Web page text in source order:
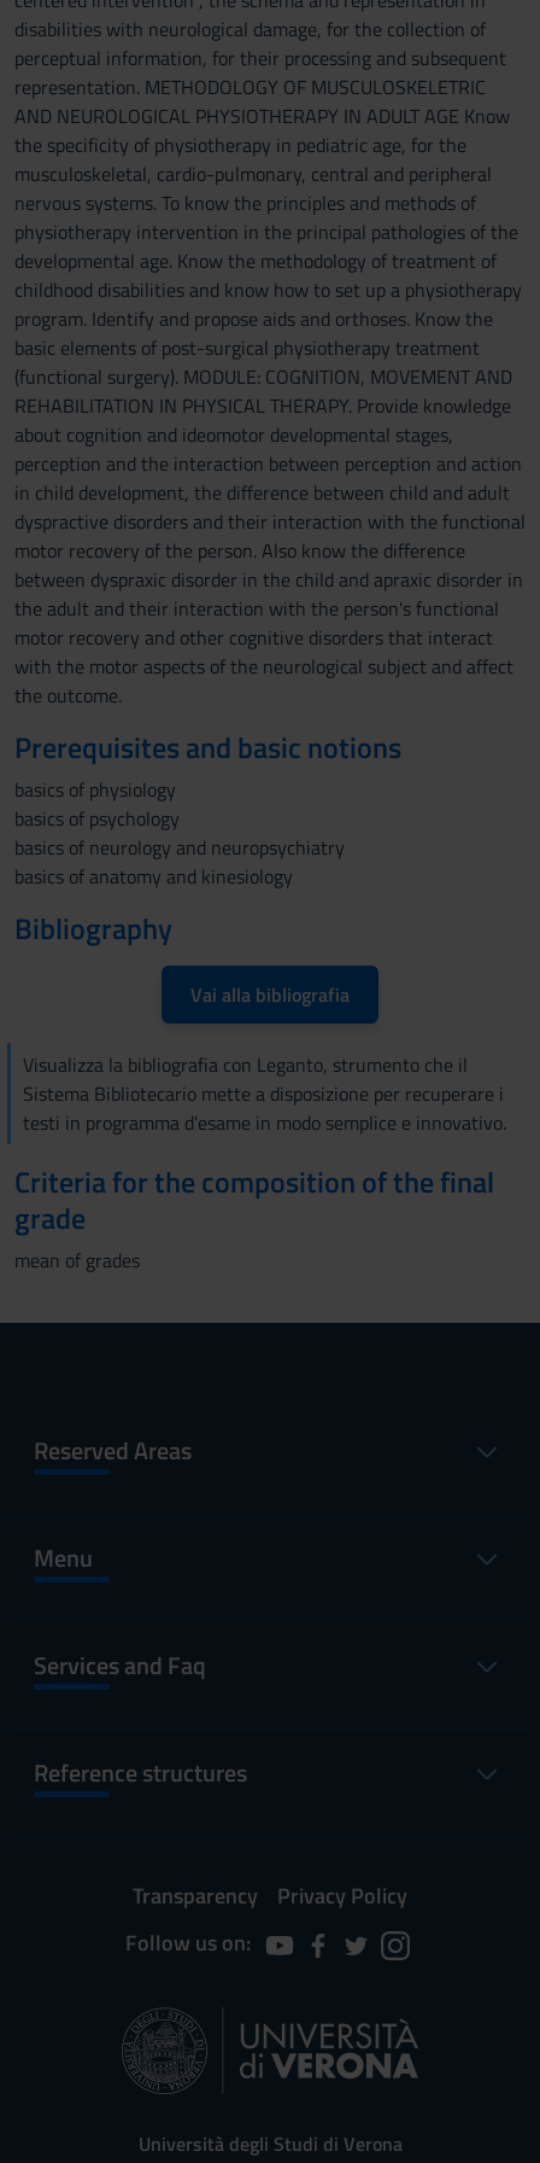
disabilities with neurological damage, for the collection of
perceptual information, for their processing and subsequent
representation. METHODOLOGY OF MUSCULOSKELETRIC
AND NEUROLOGICAL PHYSIOTHERAPY IN ADULT AGE Know
the specificity of physiotherapy in pediatric age, for the
musculoskeletal, cardio-pulmonary, central and peripheral
nervous systems. To know the principles and methods of
physiotherapy intervention in the principal pathologies of the
developmental age. Know the methodology of treatment of
childhood disabilities and know how to set up a physiotherapy
program. Identify and propose aids and orthoses. Know the
basic elements of post-surgical physiotherapy treatment
(functional surgery). MODULE: COGNITION, MOVEMENT AND
REHABILITATION IN PHYSICAL THERAPY. Provide knowledge
about cognition and ideomotor developmental stages,
perception and the interaction between perception and action
in child development, the difference between child and adult
dyspractive disorders and their interaction with the functional
motor recovery of the person. Also know the difference
between dyspraxic disorder in the child and apraxic disorder in
the adult and their interaction with the person's functional
motor recovery and other cognitive disorders that interact
with the motor aspects of the neurological subject and affect
the outcome.
Prerequisites and basic notions
basics of physiology
basics of psychology
basics of neurology and neuropsychiatry
basics of anatomy and kinesiology
Bibliography
Vai alla bibliografia
Visualizza la bibliografia con Leganto, strumento che il
Sistema Bibliotecario mette a disposizione per recuperare i
testi in programma d'esame in modo semplice e innovativo.
Criteria for the composition of the final
grade
mean of grades
Reserved Areas
Menu
Services and Faq
Reference structures
Transparency
Privacy Policy
Follow us on:
Università degli Studi di Verona